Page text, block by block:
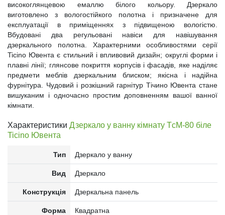
високоглянцевою емаллю білого кольору. Дзеркало
виготовлено з вологостійкого полотна і призначене для
експлуатації в приміщеннях з підвищеною вологістю.
Вбудовані два регульовані навіси для навішування
дзеркального полотна. Характерними особливостями серії
Ticino Ювента є стильний і впливовий дизайн; округлі форми і
плавні лінії; глянсове покриття корпусів і фасадів, яке наділяє
предмети меблів дзеркальним блиском; якісна і надійна
фурнітура. Чудовий і розкішний гарнітур Тічино Ювента стане
вишуканим і одночасно простим доповненням вашої ванної
кімнати.
Характеристики Дзеркало у ванну кімнату TсM-80 біле
Ticino Ювента
Тип Дзеркало у ванну
Вид Дзеркало
Конструкція Дзеркальна панель
Форма Квадратна